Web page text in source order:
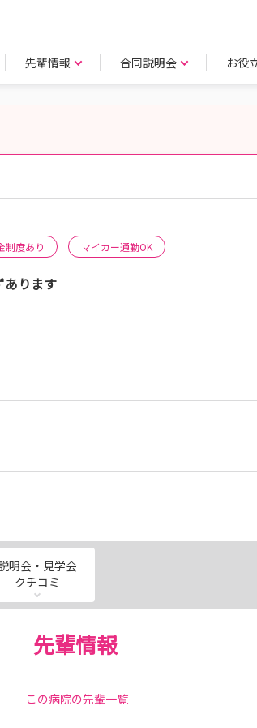
先輩情報 合同説明会 お役
制度あり マイカー通勤OK
あります
明会・見学会
クチコミ
先輩情報
この病院の先輩一覧